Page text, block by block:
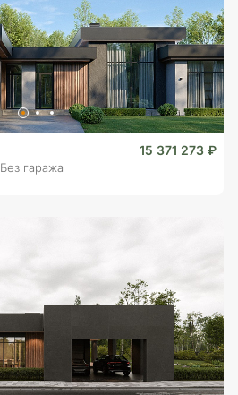
15 371 273 ₽
Без гаража